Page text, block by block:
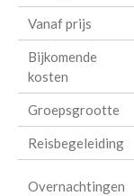
Vanaf prijs
Bijkomende
kosten
Groepsgrootte
Reisbegeleiding
Overnachtingen